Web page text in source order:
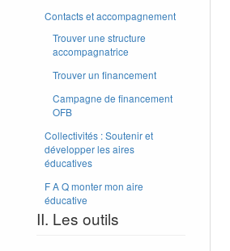
Contacts et accompagnement
Trouver une structure
accompagnatrice
Trouver un financement
Campagne de financement
OFB
Collectivités : Soutenir et
développer les aires
éducatives
F A Q monter mon aire
éducative
II. Les outils